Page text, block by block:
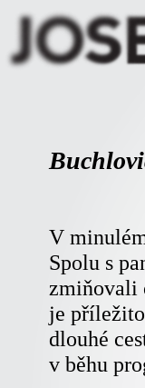
V
Spolu s
zmiňovali
je
dlouhé
v běhu